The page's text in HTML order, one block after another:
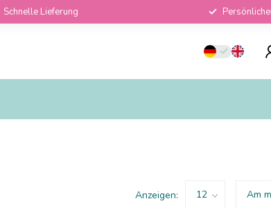
Schnelle Lieferung
Anzeigen: